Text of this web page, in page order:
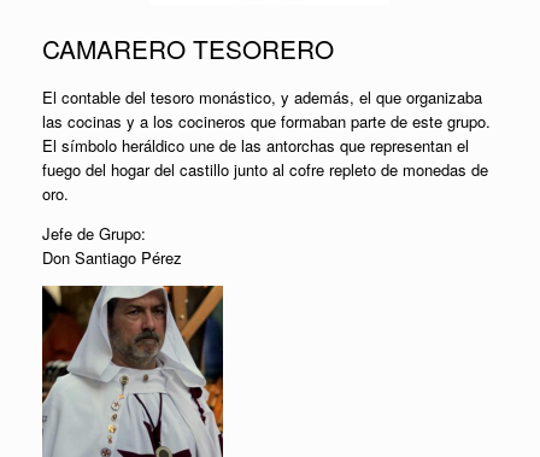
CAMARERO TESORERO
El contable del tesoro monástico, y además, el que organizaba
las cocinas y a los cocineros que formaban parte de este grupo.
El símbolo heráldico une de las antorchas que representan el
fuego del hogar del castillo junto al cofre repleto de monedas de
oro.
Jefe de Grupo:
Don Santiago Pérez